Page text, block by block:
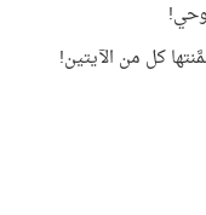
كل من الآيتين!